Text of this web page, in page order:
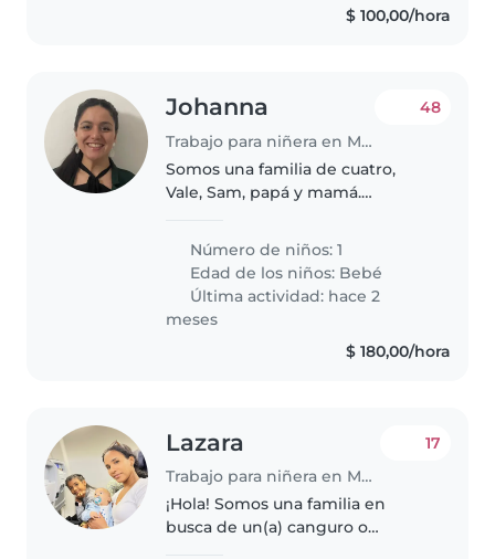
$ 100,00/hora
Johanna
Trabajo para niñera en Montevideo
48
Somos una familia de cuatro,
Vale, Sam, papá y mamá.
estamos en una edad en que
queremos tocar todo. Estamos
dejando en manos..
Número de niños: 1
Edad de los niños: Bebé
Última actividad: hace 2
meses
$ 180,00/hora
Lazara
Trabajo para niñera en Montevideo
17
¡Hola! Somos una familia en
busca de un(a) canguro o